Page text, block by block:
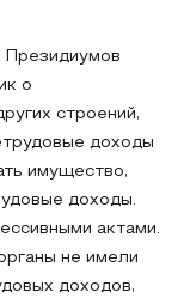
Президиумов
о
строений,
доходы
имущество,
доходы.
актами.
не имели
доходов,